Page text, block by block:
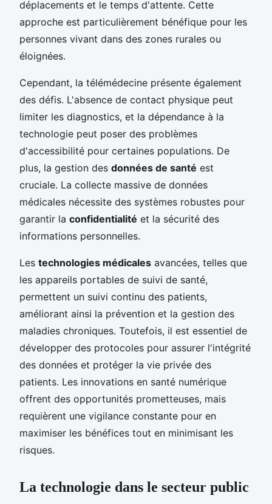
déplacements et le temps d'attente. Cette
approche est particulièrement bénéfique pour les
personnes vivant dans des zones rurales ou
éloignées.
Cependant, la télémédecine présente également
des défis. L'absence de contact physique peut
limiter les diagnostics, et la dépendance à la
technologie peut poser des problèmes
d'accessibilité pour certaines populations. De
plus, la gestion des données de santé est
cruciale. La collecte massive de données
médicales nécessite des systèmes robustes pour
garantir la confidentialité et la sécurité des
informations personnelles.
Les technologies médicales avancées, telles que
les appareils portables de suivi de santé,
permettent un suivi continu des patients,
améliorant ainsi la prévention et la gestion des
maladies chroniques. Toutefois, il est essentiel de
développer des protocoles pour assurer l'intégrité
des données et protéger la vie privée des
patients. Les innovations en santé numérique
offrent des opportunités prometteuses, mais
requièrent une vigilance constante pour en
maximiser les bénéfices tout en minimisant les
risques.
La technologie dans le secteur public